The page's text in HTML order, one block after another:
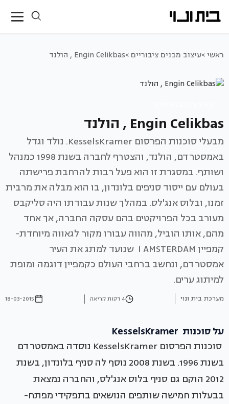
ראשי >עיצוב מבנים ציבוריים >Engin Celikbas , הולנד
Engin Celikbas , הולנד
מבעלי סוכנות הפרסום KesselsKramer. נולד וגדל
באמסטרדם, הולנד, והצטרף לחברה בשנת 1998 כמנהל
ושותף. במסגרת זו הוא פעל רבות להרחבת פרישתה
בעולם עם ייסוד סניפים בלונדון, בו הוא מבלה את מרבית
זמנו, ובלוס אנג'לס. במהלך שנות עבודתו היה סליקבס
מעורב בכל הפרויקטים בהם עסקה החברה, אך אחד
מהם, אותו הוביל, מהווה עבורו מקור לגאווה מיוחדת-
קמפיין I AMSTERDAM שנועד למתג את העיר
אמסטרדם, ונחשב ברחבי העולם כקמפיין דוגמה ומופת
למיתוג ערים.
מערכת בית ונוי 4 דקות קריאה 18-03-2015
על סוכנות KesselsKramer
סוכנות הפרסום KesselsKramer נוסדה באמסטרדם
בשנת 1996. בשנת 2008 נוסף לה סניף בלונדון, בשנת
2012 הוקם גם סניף בלוס אנג'לס, והחברה נמצאת
בבעלות חמישה שותפים הנושאים בתפקידי מפתח-